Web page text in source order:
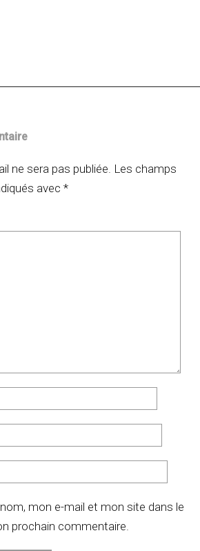
ne sera pas publiée. Les champs
avec *
mon e-mail et mon site dans le
prochain commentaire.